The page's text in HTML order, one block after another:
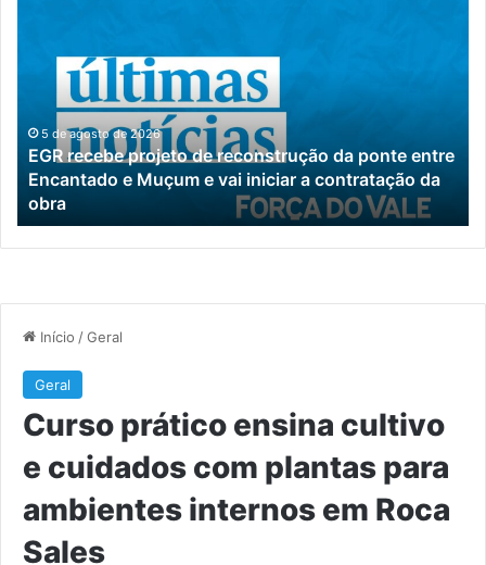
reconstrução
ponte
entre
Encantado
Muçum
e
contratação
obra
5 de agosto de 2026
EGR recebe projeto de reconstrução da ponte entre
Encantado e Muçum e vai iniciar a contratação da
obra